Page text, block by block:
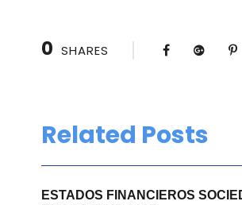
0 SHARES
Related Posts
ESTADOS FINANCIEROS